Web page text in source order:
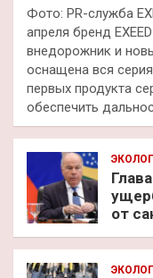
Фото: PR-служба
апреля бренд
внедорожник и
оснащена вся
первых продукта
обеспечить
от